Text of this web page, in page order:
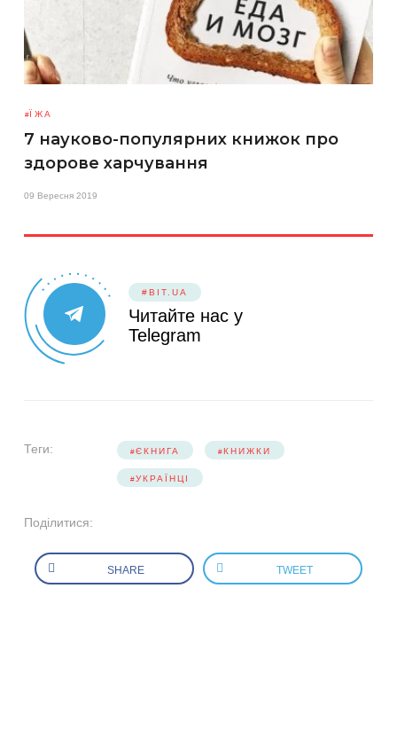
ЇЖА
7 науково-популярних книжок про
здорове харчування
09 Вересня 2019
#BIT.UA
Читайте нас у
Telegram
Теги: ЄКНИГА КНИЖКИ
УКРАЇНЦІ
Поділитися:
SHARE TWEET